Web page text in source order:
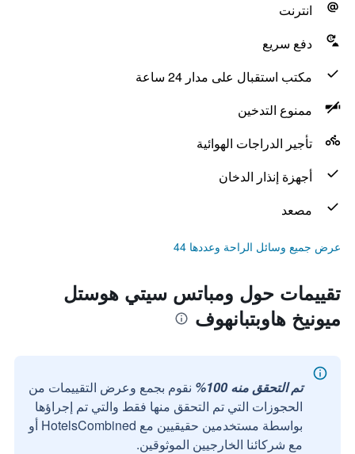
انترنت
دفع سريع
مكتب استقبال على مدار 24 ساعة
ممنوع التدخين
تأجير الدراجات الهوائية
أجهزة إنذار الدخان
مصعد
عرض جميع وسائل الراحة وعددها 44
تقييمات حول ومباتس سيتي هوستل
ميونيخ هاوبتبانهوف
تم التحقق منه 100%
نقوم بجمع وعرض التقييمات من
الحجوزات التي تم التحقق منها فقط والتي تم إجراؤها
بواسطة مستخدمين حقيقيين مع HotelsCombined أو
مع شركائنا الخارجيين الموثوقين.